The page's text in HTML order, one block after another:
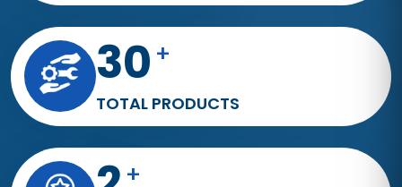
6+
Years Of Experience